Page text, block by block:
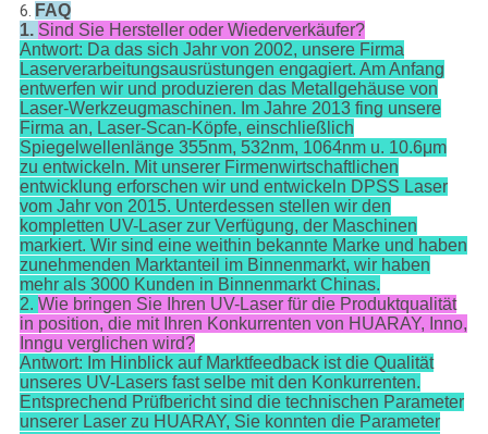
6. FAQ
1. Sind Sie Hersteller oder Wiederverkäufer?
Antwort: Da das sich Jahr von 2002, unsere Firma
Laserverarbeitungsausrüstungen engagiert. Am Anfang
entwerfen wir und produzieren das Metallgehäuse von
Laser-Werkzeugmaschinen. Im Jahre 2013 fing unsere
Firma an, Laser-Scan-Köpfe, einschließlich
Spiegelwellenlänge 355nm, 532nm, 1064nm u. 10.6μm
zu entwickeln. Mit unserer Firmenwirtschaftlichen
entwicklung erforschen wir und entwickeln DPSS Laser
vom Jahr von 2015. Unterdessen stellen wir den
kompletten UV-Laser zur Verfügung, der Maschinen
markiert. Wir sind eine weithin bekannte Marke und haben
zunehmenden Marktanteil im Binnenmarkt, wir haben
mehr als 3000 Kunden in Binnenmarkt Chinas.
2. Wie bringen Sie Ihren UV-Laser für die Produktqualität
in position, die mit Ihren Konkurrenten von HUARAY, Inno,
Inngu verglichen wird?
Antwort: Im Hinblick auf Marktfeedback ist die Qualität
unseres UV-Lasers fast selbe mit den Konkurrenten.
Entsprechend Prüfbericht sind die technischen Parameter
unserer Laser zu HUARAY, Sie konnten die Parameter